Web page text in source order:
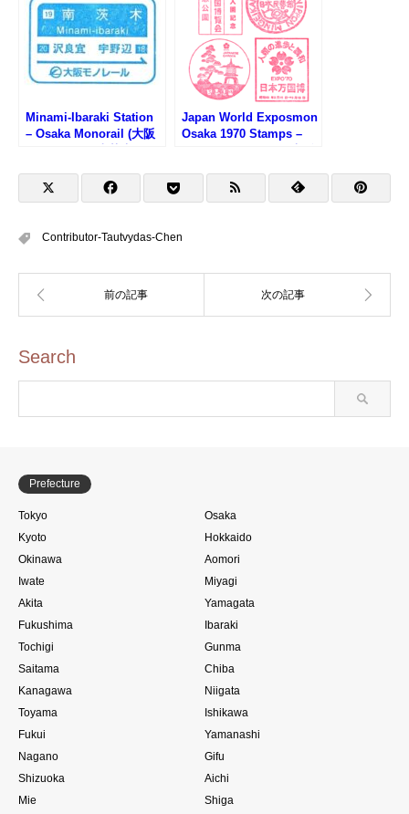
Minami-Ibaraki Station
– Osaka Monorail (大阪
Japan World Exposmon
Osaka 1970 Stamps –
Contributor-Tautvydas-Chen
Search
Prefecture
Tokyo
Osaka
Kyoto
Hokkaido
Okinawa
Aomori
Iwate
Miyagi
Akita
Yamagata
Fukushima
Ibaraki
Tochigi
Gunma
Saitama
Chiba
Kanagawa
Niigata
Toyama
Ishikawa
Fukui
Yamanashi
Nagano
Gifu
Shizuoka
Aichi
Mie
Shiga